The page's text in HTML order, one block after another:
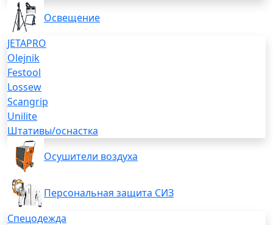
Освещение
JETAPRO
Olejnik
Festool
Lossew
Scangrip
Unilite
Штативы/оснастка
Осушители воздуха
Персональная защита СИЗ
Спецодежда